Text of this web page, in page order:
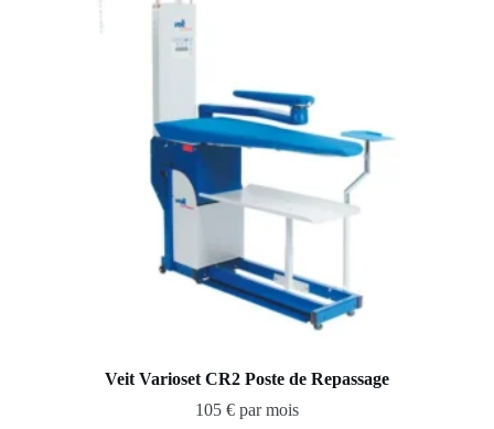
Veit Varioset CR2 Poste de Repassage
105 € par mois